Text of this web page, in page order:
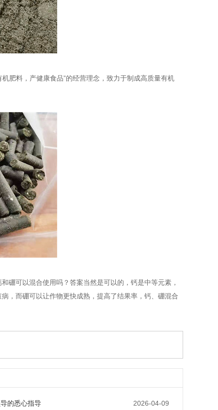
肥料，产健康食品”的经营理念，致力于制成高质量有机
硼可以混合使用吗？答案当然是可以的，钙是中等元素，
，而硼可以让作物更快成熟，提高了结果率，钙、硼混合
2026-04-09
的悉心指导